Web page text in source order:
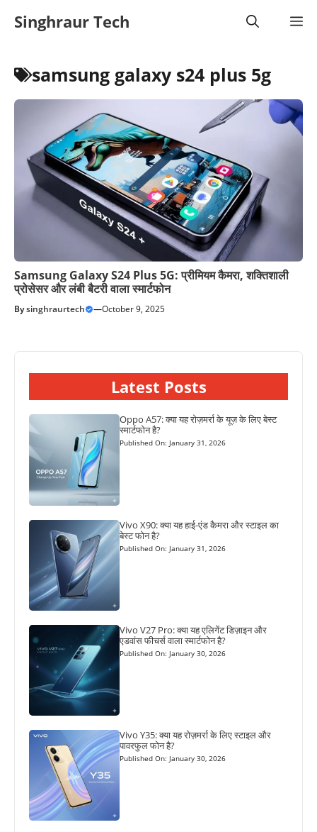
Singhraur Tech
samsung galaxy s24 plus 5g
Samsung Galaxy S24 Plus 5G: प्रीमियम कैमरा, शक्तिशाली
प्रोसेसर और लंबी बैटरी वाला स्मार्टफोन
Bysinghraurtech —October 9, 2025
Latest Posts
Oppo A57: क्या यह रोज़मर्रा के यूज़ के लिए बेस्ट
स्मार्टफोन है?
Published On: January 31, 2026
Vivo X90: क्या यह हाई-एंड कैमरा और स्टाइल का
बेस्ट फोन है?
Published On: January 31, 2026
Vivo V27 Pro: क्या यह एलिगेंट डिज़ाइन और
एडवांस फीचर्स वाला स्मार्टफोन है?
Published On: January 30, 2026
Vivo Y35: क्या यह रोज़मर्रा के लिए स्टाइल और
पावरफुल फोन है?
Published On: January 30, 2026